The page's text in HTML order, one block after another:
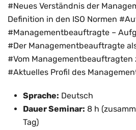
#Neues Verständnis der
Definition in den ISO Normen
#Managementbeauftragte –
#Der Managementbeauftragte
#Vom Managementbeauftragten
#Aktuelles Profil des
Sprache: Deutsch
Dauer Seminar: 8 h
Tag)